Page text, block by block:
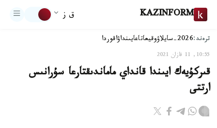
KAZINFORM ق ز
ترەند:2026-سايلاۋ وقيعاتاعايىنداۋاقوردا
10:55, 11 قازان 2021
قىركۇيەك ايىندا قانداي ماماندىقتارعا سۇرانىس
ارتتى